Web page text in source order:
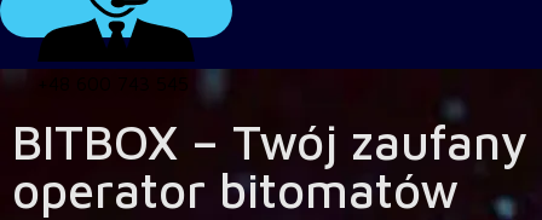
BITBOX – Twój zaufany
operator bitomatów